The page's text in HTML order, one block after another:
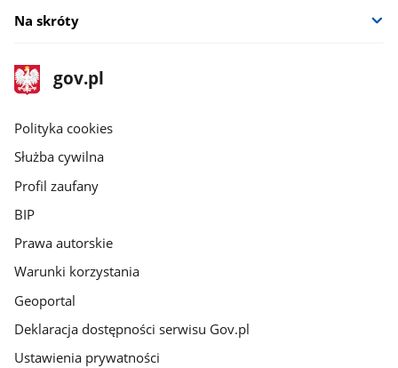
Na skróty
stopka
gov.pl
Strona
gov.pl
gov.pl
Polityka cookies
Służba cywilna
Profil zaufany
BIP
Prawa autorskie
Warunki korzystania
Geoportal
Deklaracja dostępności serwisu Gov.pl
Ustawienia prywatności